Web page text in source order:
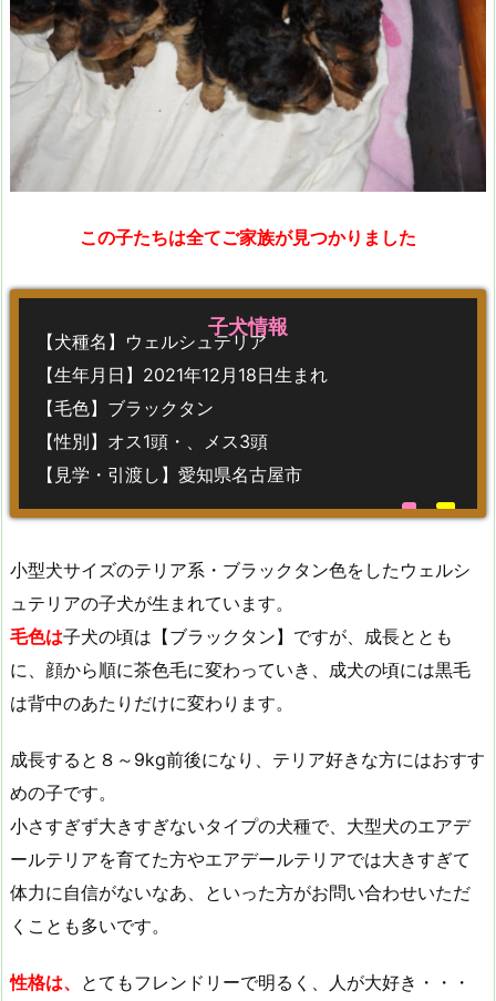
この子たちは全てご家族が見つかりました
子犬情報
【犬種名】ウェルシュテリア
【生年月日】2021年12月18日生まれ
【毛色】ブラックタン
【性別】オス1頭・、メス3頭
【見学・引渡し】愛知県名古屋市
小型犬サイズのテリア系・ブラックタン色をしたウェルシ
ュテリアの子犬が生まれています。
毛色は子犬の頃は【ブラックタン】ですが、成長ととも
に、顔から順に茶色毛に変わっていき、成犬の頃には黒毛
は背中のあたりだけに変わります。
成長すると８～9kg前後になり、テリア好きな方にはおすす
めの子です。
小さすぎず大きすぎないタイプの犬種で、大型犬のエアデ
ールテリアを育てた方やエアデールテリアでは大きすぎて
体力に自信がないなあ、といった方がお問い合わせいただ
くことも多いです。
性格は、 とてもフレンドリーで明るく、人が大好き・・・